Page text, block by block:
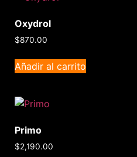
Oxydrol
$870.00
Añadir al carrito
Primo
$2,190.00